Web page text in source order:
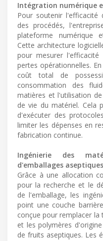
Intégration numérique
Pour soutenir l'efficacité
des procédés,
plateforme numérique
Cette architecture
pour mesurer
pertes opérationnelles.
coût total de
consommation des
matières et l'utilisation
de vie du matériel. Cela
d'exécuter des
limiter les dépenses en
fabrication continue.
Ingénierie des
d'emballages aseptiques
Grâce à une allocation
pour la recherche et le
de l'emballage, les
point une couche
conçue pour remplacer la
et les polymères
de fruits aseptiques. Les